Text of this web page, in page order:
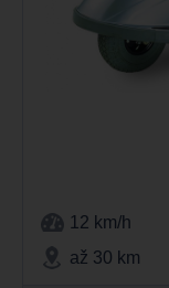
12 km/h
až 30 km